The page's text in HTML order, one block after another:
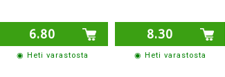
6.80
◉ Heti varastosta
8.30
◉ Heti varastosta